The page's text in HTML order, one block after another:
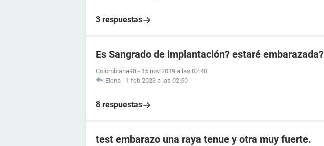
3 respuestas
Es Sangrado de implantación? estaré embarazada?
Colombiana98 - 15 nov 2019 a las 02:40
Elena - 1 feb 2023 a las 02:50
8 respuestas
test embarazo una raya tenue y otra muy fuerte.